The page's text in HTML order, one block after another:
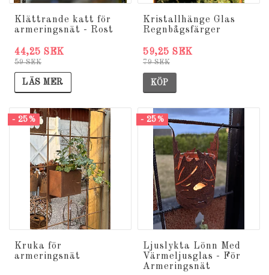
Klättrande katt för
armeringsnät - Rost
59 SEK
44,25 SEK
LÄS MER
Kristallhänge Glas
Regnbågsfärger
79 SEK
59,25 SEK
KÖP
- 25%
Kruka för
armeringsnät
- 25%
Ljuslykta Lönn Med
Värmeljusglas - För
Armeringsnät